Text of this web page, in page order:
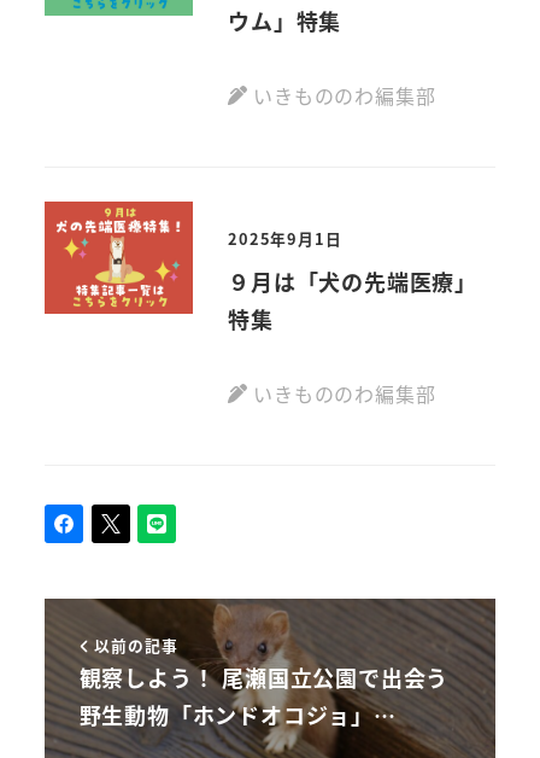
ウム」特集
いきもののわ編集部
2025年9月1日
９月は「犬の先端医療」
特集
いきもののわ編集部
以前の記事
観察しよう！ 尾瀬国立公園で出会う
野生動物「ホンドオコジョ」…